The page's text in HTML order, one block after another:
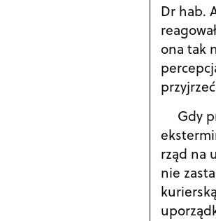
Dr hab.
ona tak
Gdy
rząd na
nie